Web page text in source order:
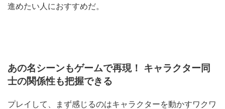
進めたい人におすすめだ。
あの名シーンもゲームで再現！ キャラクター同
士の関係性も把握できる
プレイして、まず感じるのはキャラクターを動かすワクワ